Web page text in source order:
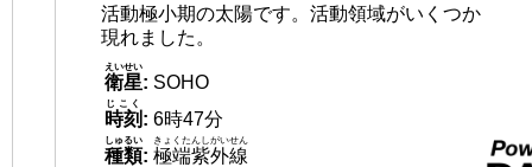
活動極小期の太陽です。活動領域がいくつか
現れました。
衛星
えいせい
: SOHO
時刻
じこく
: 6時47分
種類
しゅるい
: 極端紫外線
きょくたんしがいせん